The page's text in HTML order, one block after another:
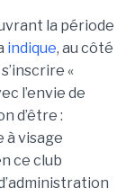
la période
indique, au côté
«
l’envie de
d’être :
à visage
ce club